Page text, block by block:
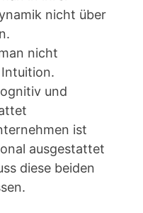
nicht über
nicht
und
ist
ausgestattet
diese beiden